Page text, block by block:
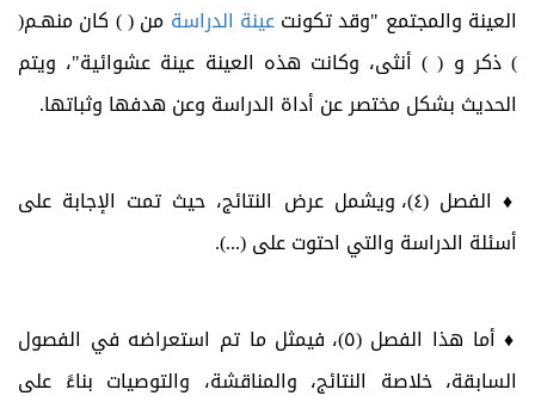
العينة والمجتمع "وقد تكونتعينة الدراسة من ( ) كان منهـم(
) ذكر و ( ) أنثى، وكانت هذه العينة عينة عشوائية"، ويتم
الحديث بشكل مختصر عن أداة الدراسة وعن هدفها وثباتها.
♦ الفصل (٤)، ويشمل عرض النتائج، حيث تمت الإجابة على
أسئلة الدراسة والتي احتوت على (...).
♦ أما هذا الفصل (٥)، فيمثل ما تم استعراضه في الفصول
السابقة، خلاصة النتائج، والمناقشة، والتوصيات بناءً على